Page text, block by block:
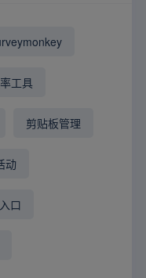
工具
剪贴板管理
动
口